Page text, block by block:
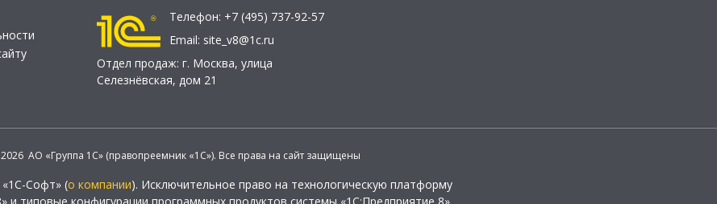
Телефон: +7 (495) 737-92-57
Email: site_v8@1c.ru
Отдел продаж: г. Москва, улица
Селезнёвская, дом 21
АО «Группа 1С» (правопреемник «1С»). Все права на сайт защищены
Софт» (о компании). Исключительное право на технологическую платформу